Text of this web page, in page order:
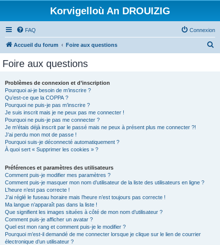
Korvigelloù An DROUIZIG
FAQ Connexion
Accueil du forum Foire aux questions
Foire aux questions
Problèmes de connexion et d’inscription
Pourquoi ai-je besoin de m’inscrire ?
Qu’est-ce que la COPPA ?
Pourquoi ne puis-je pas m’inscrire ?
Je suis inscrit mais je ne peux pas me connecter !
Pourquoi ne puis-je pas me connecter ?
Je m’étais déjà inscrit par le passé mais ne peux à présent plus me connecter ?!
J’ai perdu mon mot de passe !
Pourquoi suis-je déconnecté automatiquement ?
À quoi sert « Supprimer les cookies » ?
Préférences et paramètres des utilisateurs
Comment puis-je modifier mes paramètres ?
Comment puis-je masquer mon nom d’utilisateur de la liste des utilisateurs en ligne ?
L’heure n’est pas correcte !
J’ai réglé le fuseau horaire mais l’heure n’est toujours pas correcte !
Ma langue n’apparaît pas dans la liste !
Que signifient les images situées à côté de mon nom d’utilisateur ?
Comment puis-je afficher un avatar ?
Quel est mon rang et comment puis-je le modifier ?
Pourquoi m’est-il demandé de me connecter lorsque je clique sur le lien de courrier
électronique d’un utilisateur ?